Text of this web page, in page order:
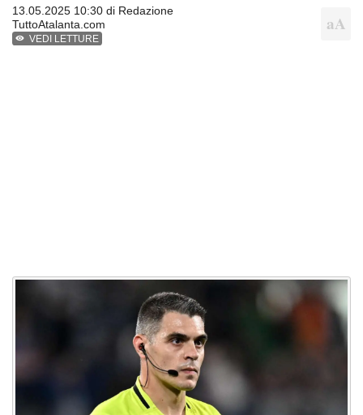
13.05.2025 10:30 di Redazione
TuttoAtalanta.com
VEDI LETTURE